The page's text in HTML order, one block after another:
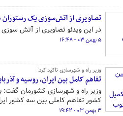
تصاویری از آتش‌سوزی یک
در این ویدئو تصاویری از آتش
۵ بهمن ۰۳ - ۱۶:۴۸
وزیر راه و شهرسازی تاکید کرد:
تفاهم کامل بین ایران، روسیه و
وزیر راه و شهرسازی کشورمان گفت:
کشور تفاهم کاملی بین سه کشور
۳ بهمن ۰۳ - ۱۹:۴۲